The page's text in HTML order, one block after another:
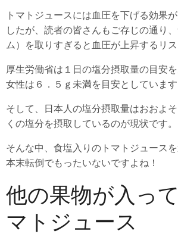
トマトジュースには血圧を下げる効果
したが、読者の皆さんもご存じの通り
ム）を取りすぎると血圧が上昇するリス
厚生労働省は１日の塩分摂取量の目安を
女性は６．５ｇ未満を目安としています
そして、日本人の塩分摂取量はおおよ
くの塩分を摂取しているのが現状です。
そんな中、食塩入りのトマトジュース
本末転倒でもったいないですよね！
他の果物が入っ
マトジュース